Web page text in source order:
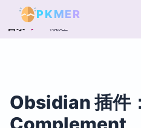
PKMER
目录 概述
Obsidian 插件